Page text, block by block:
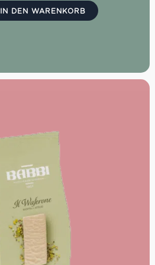
IN DEN WARENKORB